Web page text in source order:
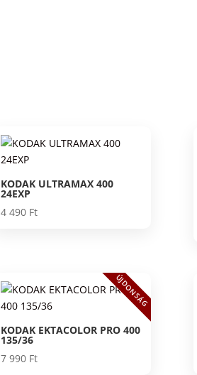
KODAK ULTRAMAX 400
24EXP
4 490 Ft
ÚJDONSÁG
KODAK EKTACOLOR PRO 400
135/36
7 990 Ft